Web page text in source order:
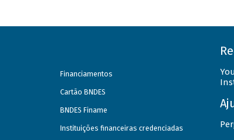
Financiamentos
Cartão BNDES
BNDES Finame
Instituições financeiras credenciadas